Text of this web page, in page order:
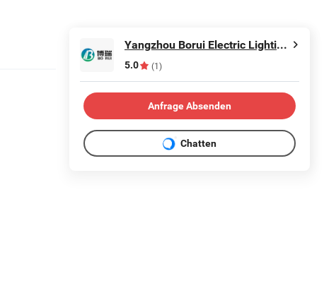
Yangzhou Borui Electric Lighting Co., Ltd.
5.0 (1)
Anfrage Absenden
Chatten